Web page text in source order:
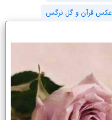
عکس قرآن و گل نرگس